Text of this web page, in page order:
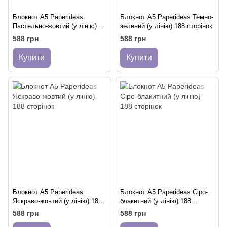
Блокнот A5 Paperideas
Пастельно-жовтий (у лінію)
188 сторінок
588 грн
Купити
Блокнот A5 Paperideas Темно-
зелений (у лінію) 188 сторінок
588 грн
Купити
Блокнот A5 Paperideas
Яскраво-жовтий (у лінію) 188
сторінок
588 грн
Блокнот A5 Paperideas Сіро-
блакитний (у лінію) 188
сторінок
588 грн